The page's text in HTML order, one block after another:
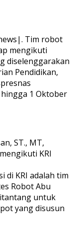
Tim robot
mengikuti
diselenggarakan
Pendidikan,
hingga 1 Oktober
ST., MT,
KRI
di KRI adalah tim
Robot Abu
untuk
yang disusun